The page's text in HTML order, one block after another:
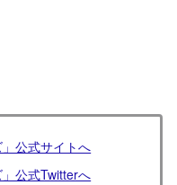
」公式サイトへ
」公式Twitterへ